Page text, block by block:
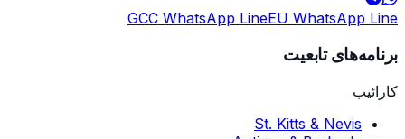
GCC WhatsApp LineEU WhatsApp Line
برنامه‌های تابعیت
کارائیب
St. Kitts & Nevis